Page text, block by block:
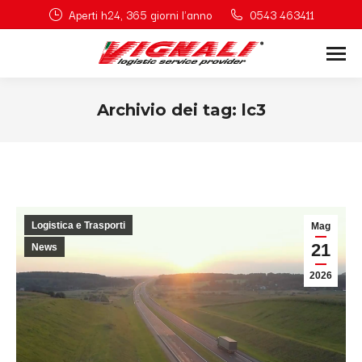
Aperti h24, 365 giorni l'anno 0543 463411
Archivio dei tag: lc3
Mag
21
2026
Logistica e Trasporti
News